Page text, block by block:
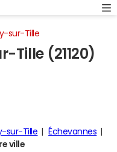
sur-Tille
Tille (21120)
sur-Tille
Échevannes
ville